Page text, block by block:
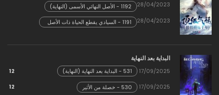
1192 - الأصل النهائي الأسمى (النهاية) 28/04/2023
1191 - السيادي يقطع الحياة ذات الأصل
العظيم
28/04/2023
البداية بعد النهاية
531 - البداية بعد النهاية (النهاية) 12 17/09/2025
530 - خصلة من الأثير 12 17/09/2025